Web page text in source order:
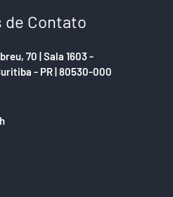
de Contato
70 | Sala 1603 -
- PR | 80530-000